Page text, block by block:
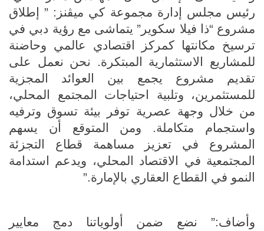
رئيس مجلس إدارة مجموعة كي ميڤنز: ” إطلاق
مشروع “ذا فيلا سكوير” يتماشى مع رؤية دبي في
ترسيخ مكانتها كمركز اقتصادي عالمي وحاضنة
للمشاريع الاستثمارية المبتكرة. نحن نعمل على
تقديم مشروع يجمع بين العوائد المجزية
للمستثمرين، وتلبية احتياجات المجتمع المحلي،
من خلال وجهة عصرية توفر بيئة تسوق وترفيه
واستجمام متكاملة. ومن المتوقع أن يسهم
المشروع في تعزيز مساهمة قطاع التجزئة
المجتمعية في الاقتصاد المحلي، ويدعم استدامة
النمو في القطاع العقاري بالإمارة.”
وأضاف:” نضع ضمن أولوياتنا دمج معايير